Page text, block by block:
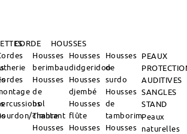
CORDE
HOUSSES
Timbre
Housses
berimbau
Housses
de
bol
chantant
Housses
Housses
didgeridoo
Housses
djembé
Housses
flûte
Housses
Housses
de
surdo
Housses
de
tamborim
Housses
PEAUX
AUDITIVES
SANGLES
STAND
Peaux
naturelles